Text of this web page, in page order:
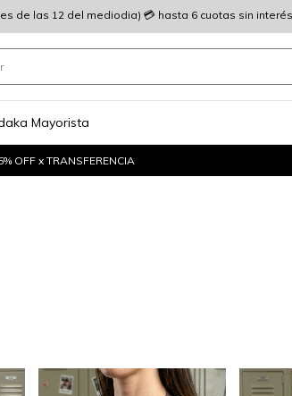
de las 12 del mediodia) 💳 hasta 6 cuotas sin
Mayorista
OFF x TRANSFERENCIA